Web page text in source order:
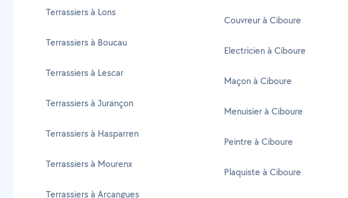
Terrassiers à Lons
Terrassiers à Boucau
Terrassiers à Lescar
Terrassiers à Jurançon
Terrassiers à Hasparren
Terrassiers à Mourenx
Terrassiers à Arcangues
Couvreur à Ciboure
Electricien à Ciboure
Maçon à Ciboure
Menuisier à Ciboure
Peintre à Ciboure
Plaquiste à Ciboure